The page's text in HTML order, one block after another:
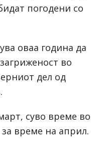
погодени со
оваа година да
во
дел од
суво време во
време на април.